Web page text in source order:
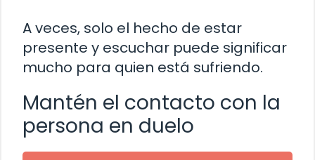
A veces, solo el hecho de estar
presente y escuchar puede significar
mucho para quien está sufriendo.
Mantén el contacto con la
persona en duelo